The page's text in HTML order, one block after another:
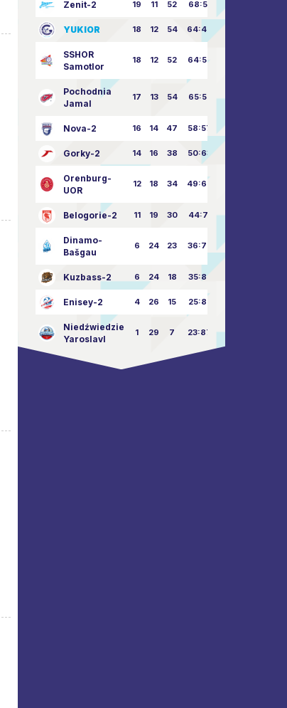
Zenit-2 19 11 52 68:51
YUKIOR 18 12 54 64:46
SSHOR
Samotlor
18 12 52 64:50
Pochodnia
Jamal
17 13 54 65:52
Nova-2 16 14 47 58:57
Gorky-2 14 16 38 50:63
Orenburg-
UOR
12 18 34 49:67
Belogorie-2 11 19 30 44:71
Dinamo-
Bašgau
6 24 23 36:75
Kuzbass-2 6 24 18 35:82
Enisey-2 4 26 15 25:82
Niedźwiedzie
Yaroslavl
1 29 7 23:87